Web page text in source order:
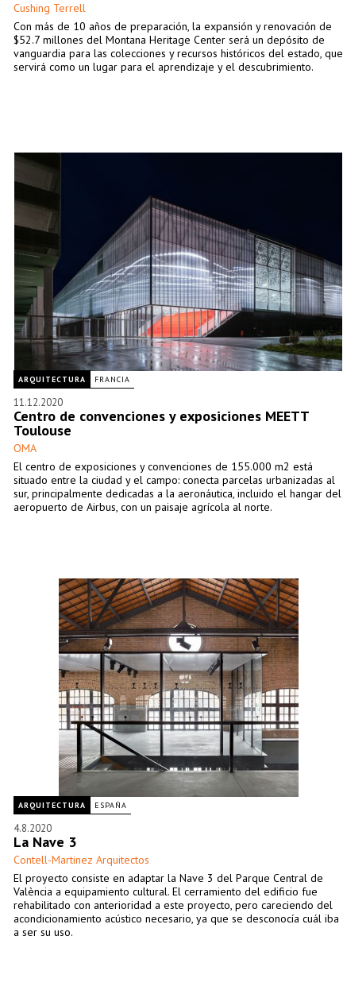
Cushing Terrell
Con más de 10 años de preparación, la expansión y renovación de
$52.7 millones del Montana Heritage Center será un depósito de
vanguardia para las colecciones y recursos históricos del estado, que
servirá como un lugar para el aprendizaje y el descubrimiento.
ARQUITECTURA FRANCIA
11.12.2020
Centro de convenciones y exposiciones MEETT
Toulouse
OMA
El centro de exposiciones y convenciones de 155.000 m2 está
situado entre la ciudad y el campo: conecta parcelas urbanizadas al
sur, principalmente dedicadas a la aeronáutica, incluido el hangar del
aeropuerto de Airbus, con un paisaje agrícola al norte.
ARQUITECTURA ESPAÑA
4.8.2020
La Nave 3
Contell-Martinez Arquitectos
El proyecto consiste en adaptar la Nave 3 del Parque Central de
València a equipamiento cultural. El cerramiento del edificio fue
rehabilitado con anterioridad a este proyecto, pero careciendo del
acondicionamiento acústico necesario, ya que se desconocía cuál iba
a ser su uso.